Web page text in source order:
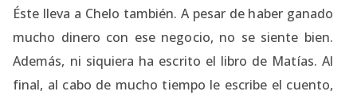
Éste lleva a Chelo también. A pesar de haber ganado
mucho dinero con ese negocio, no se siente bien.
Además, ni siquiera ha escrito el libro de Matías. Al
final, al cabo de mucho tiempo le escribe el cuento,